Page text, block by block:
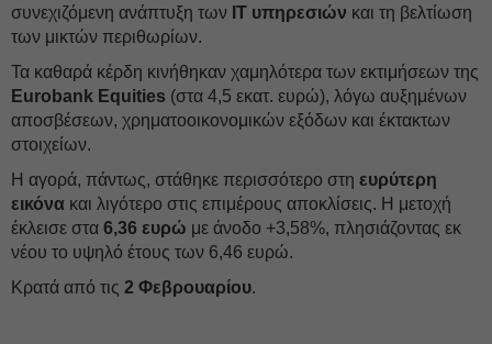
συνεχιζόμενη ανάπτυξη των IT υπηρεσιών και τη βελτίωση
των μικτών περιθωρίων.
Τα καθαρά κέρδη κινήθηκαν χαμηλότερα των εκτιμήσεων της
Eurobank Equities (στα 4,5 εκατ. ευρώ), λόγω αυξημένων
αποσβέσεων, χρηματοοικονομικών εξόδων και έκτακτων
στοιχείων.
Η αγορά, πάντως, στάθηκε περισσότερο στη ευρύτερη
εικόνα και λιγότερο στις επιμέρους αποκλίσεις. Η μετοχή
έκλεισε στα 6,36 ευρώ με άνοδο +3,58%, πλησιάζοντας εκ
νέου το υψηλό έτους των 6,46 ευρώ.
Κρατά από τις 2 Φεβρουαρίου.